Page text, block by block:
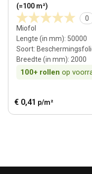
(=100 m²)
0
Miofol
Lengte (in mm): 50000
Soort:
Breedte (in mm): 2000
100+ rollen op
€ 0,41 p/m²